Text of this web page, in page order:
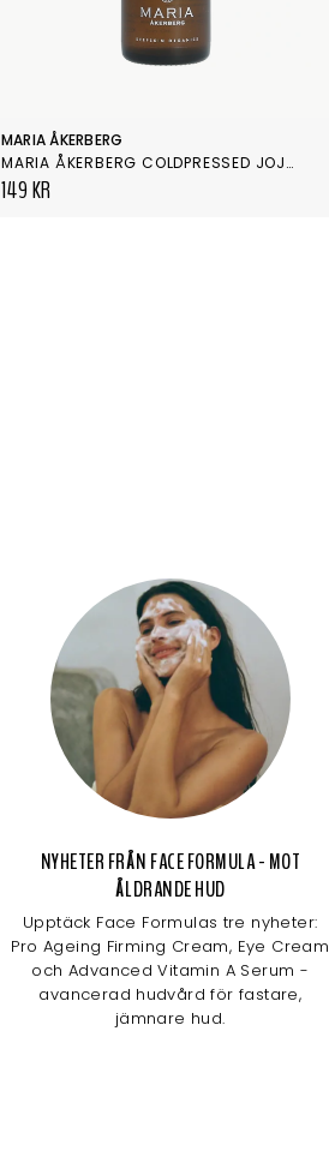
MARIA ÅKERBERG
MARIA ÅKERBERG COLDPRESSED JOJOBA OIL 30 ML
149 KR
NYHETER FRÅN FACE FORMULA - MOT
ÅLDRANDE HUD
Upptäck Face Formulas tre nyheter:
Pro Ageing Firming Cream, Eye Cream
och Advanced Vitamin A Serum -
avancerad hudvård för fastare,
jämnare hud.